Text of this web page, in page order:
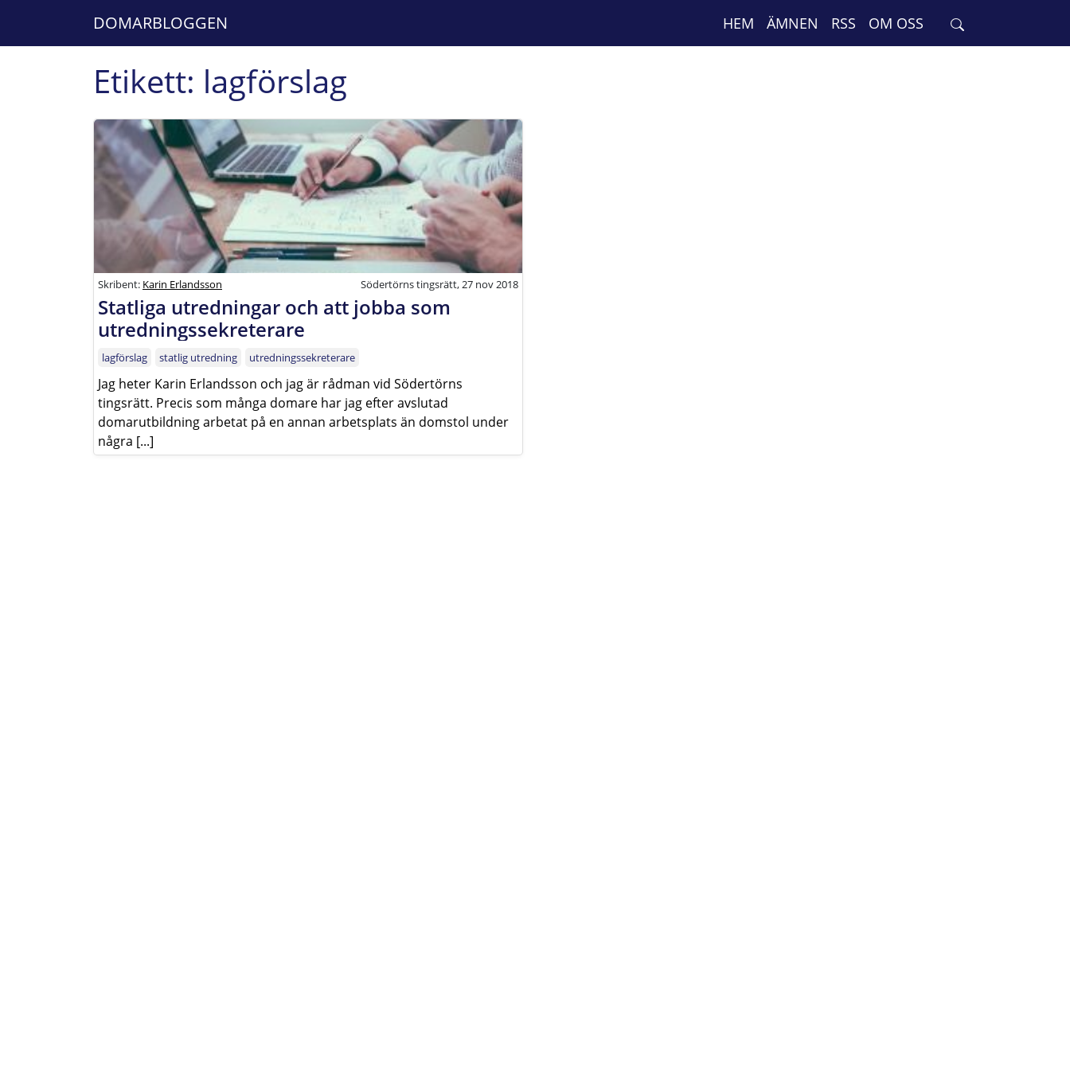
DOMARBLOGGEN HEM ÄMNEN RSS OM OSS
Etikett: lagförslag
Skribent: Karin Erlandsson Södertörns tingsrätt, 27 nov 2018
Statliga utredningar och att jobba som
utredningssekreterare
lagförslag statlig utredning utredningssekreterare
Jag heter Karin Erlandsson och jag är rådman vid Södertörns
tingsrätt. Precis som många domare har jag efter avslutad
domarutbildning arbetat på en annan arbetsplats än domstol under
några [...]